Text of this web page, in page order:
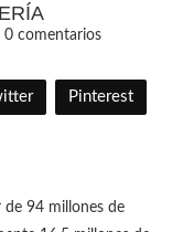
0 comentarios
Pinterest
94 millones de